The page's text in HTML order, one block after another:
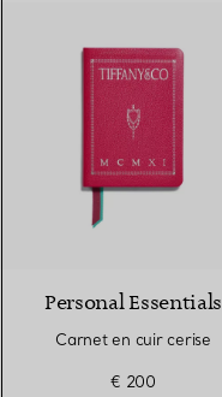
Personal Essentials
Carnet en cuir cerise
€ 200